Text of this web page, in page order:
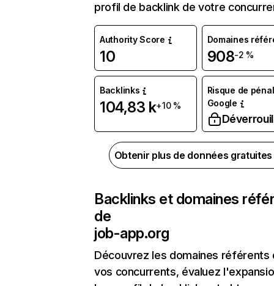
profil de backlink de votre
Authority Score
10
Domaines
908-2 %
Backlinks
104,83 k+10 %
Risque de
Google
Obtenir plus de données
Backlinks et domaines
de
job-app.org
Découvrez les domaines référents
vos concurrents, évaluez